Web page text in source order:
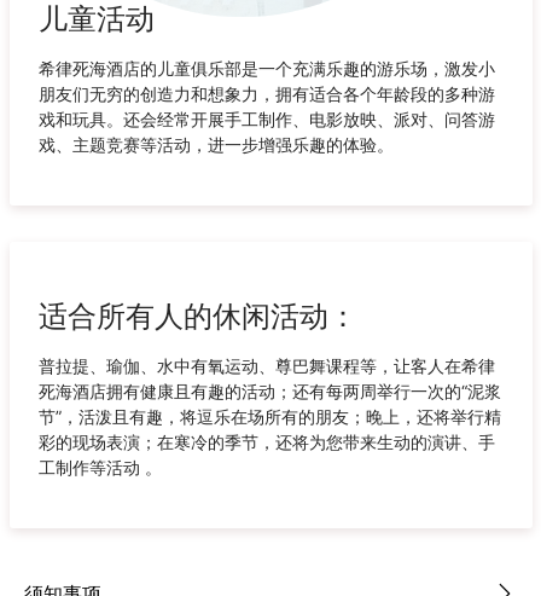
儿童活动
希律死海酒店的儿童俱乐部是一个充满乐趣的游乐场，激发小
朋友们无穷的创造力和想象力，拥有适合各个年龄段的多种游
戏和玩具。还会经常开展手工制作、电影放映、派对、问答游
戏、主题竞赛等活动，进一步增强乐趣的体验。
适合所有人的休闲活动：
普拉提、瑜伽、水中有氧运动、尊巴舞课程等，让客人在希律
死海酒店拥有健康且有趣的活动；还有每两周举行一次的“泥浆
节”，活泼且有趣，将逗乐在场所有的朋友；晚上，还将举行精
彩的现场表演；在寒冷的季节，还将为您带来生动的演讲、手
工制作等活动 。